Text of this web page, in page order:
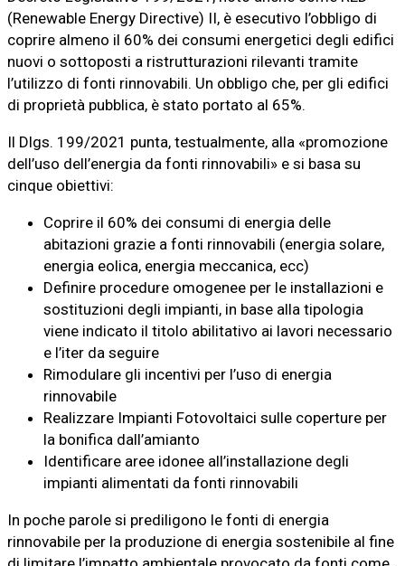
(Renewable Energy Directive) II, è esecutivo l’obbligo di
coprire almeno il 60% dei consumi energetici degli edifici
nuovi o sottoposti a ristrutturazioni rilevanti tramite
l’utilizzo di fonti rinnovabili. Un obbligo che, per gli edifici
di proprietà pubblica, è stato portato al 65%.
Il Dlgs. 199/2021 punta, testualmente, alla «promozione
dell’uso dell’energia da fonti rinnovabili» e si basa su
cinque obiettivi:
Coprire il 60% dei consumi di energia delle
abitazioni grazie a fonti rinnovabili (energia solare,
energia eolica, energia meccanica, ecc)
Definire procedure omogenee per le installazioni e
sostituzioni degli impianti, in base alla tipologia
viene indicato il titolo abilitativo ai lavori necessario
e l’iter da seguire
Rimodulare gli incentivi per l’uso di energia
rinnovabile
Realizzare Impianti Fotovoltaici sulle coperture per
la bonifica dall’amianto
Identificare aree idonee all’installazione degli
impianti alimentati da fonti rinnovabili
In poche parole si prediligono le fonti di energia
rinnovabile per la produzione di energia sostenibile al fine